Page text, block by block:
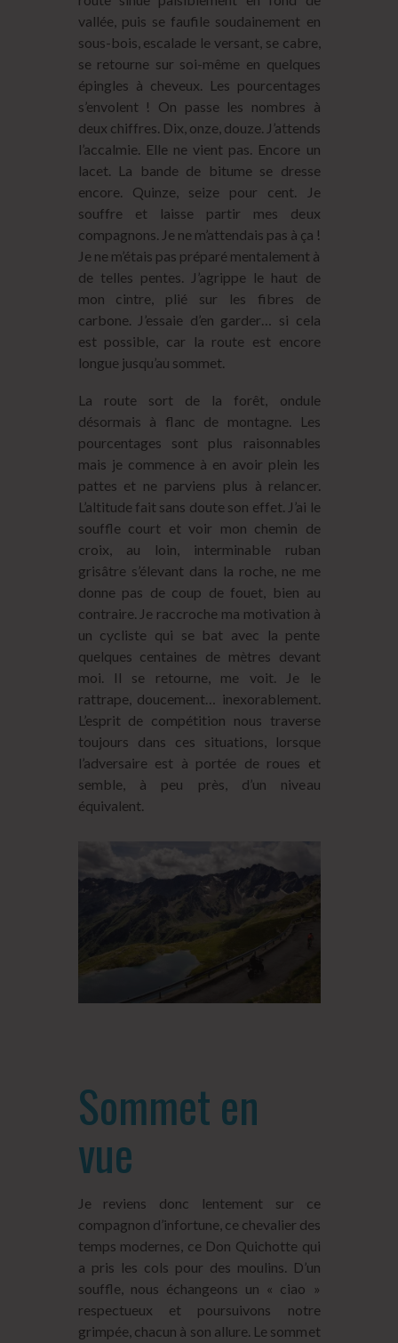
vallée, puis se faufile soudainement en
sous-bois, escalade le versant, se cabre,
se retourne sur soi-même en quelques
épingles à cheveux. Les pourcentages
s’envolent ! On passe les nombres à
deux chiffres. Dix, onze, douze. J’attends
l’accalmie. Elle ne vient pas. Encore un
lacet. La bande de bitume se dresse
encore. Quinze, seize pour cent. Je
souffre et laisse partir mes deux
compagnons. Je ne m’attendais pas à ça !
Je ne m’étais pas préparé mentalement à
de telles pentes. J’agrippe le haut de
mon cintre, plié sur les fibres de
carbone. J’essaie d’en garder… si cela
est possible, car la route est encore
longue jusqu’au sommet.
La route sort de la forêt, ondule
désormais à flanc de montagne. Les
pourcentages sont plus raisonnables
mais je commence à en avoir plein les
pattes et ne parviens plus à relancer.
L’altitude fait sans doute son effet. J’ai le
souffle court et voir mon chemin de
croix, au loin, interminable ruban
grisâtre s’élevant dans la roche, ne me
donne pas de coup de fouet, bien au
contraire. Je raccroche ma motivation à
un cycliste qui se bat avec la pente
quelques centaines de mètres devant
moi. Il se retourne, me voit. Je le
rattrape, doucement… inexorablement.
L’esprit de compétition nous traverse
toujours dans ces situations, lorsque
l’adversaire est à portée de roues et
semble, à peu près, d’un niveau
équivalent.
Sommet en
vue
Je reviens donc lentement sur ce
compagnon d’infortune, ce chevalier des
temps modernes, ce Don Quichotte qui
a pris les cols pour des moulins. D’un
souffle, nous échangeons un « ciao »
respectueux et poursuivons notre
grimpée, chacun à son allure. Le sommet